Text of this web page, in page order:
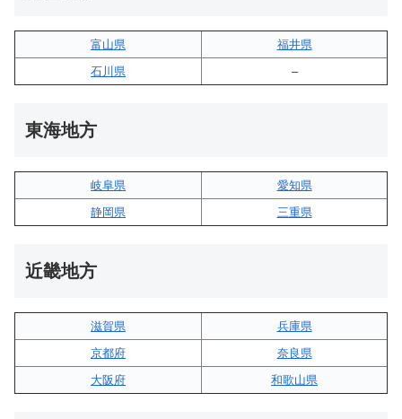
富山県
福井県
石川県
–
東海地方
岐阜県
愛知県
静岡県
三重県
近畿地方
滋賀県
兵庫県
京都府
奈良県
大阪府
和歌山県